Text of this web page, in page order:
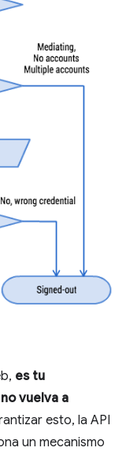
es tu
vuelva a
esto, la API
un mecanismo